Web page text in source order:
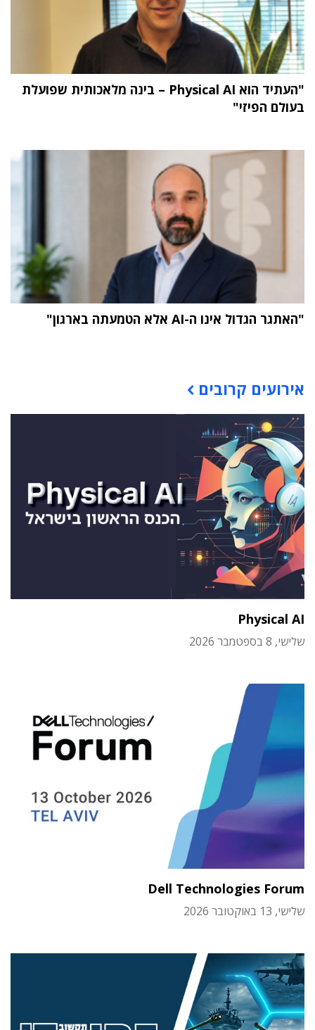
"העתיד הוא Physical AI – בינה מלאכותית שפועלת
בעולם הפיזי"
"האתגר הגדול אינו ה-AI אלא הטמעתה בארגון"
אירועים קרובים
Physical AI
שלישי, 8 בספטמבר 2026
Dell Technologies Forum
שלישי, 13 באוקטובר 2026